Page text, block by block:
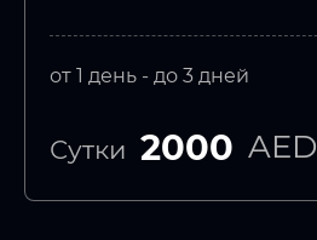
от 1 день - до 3 дней
Сутки 2000 AED